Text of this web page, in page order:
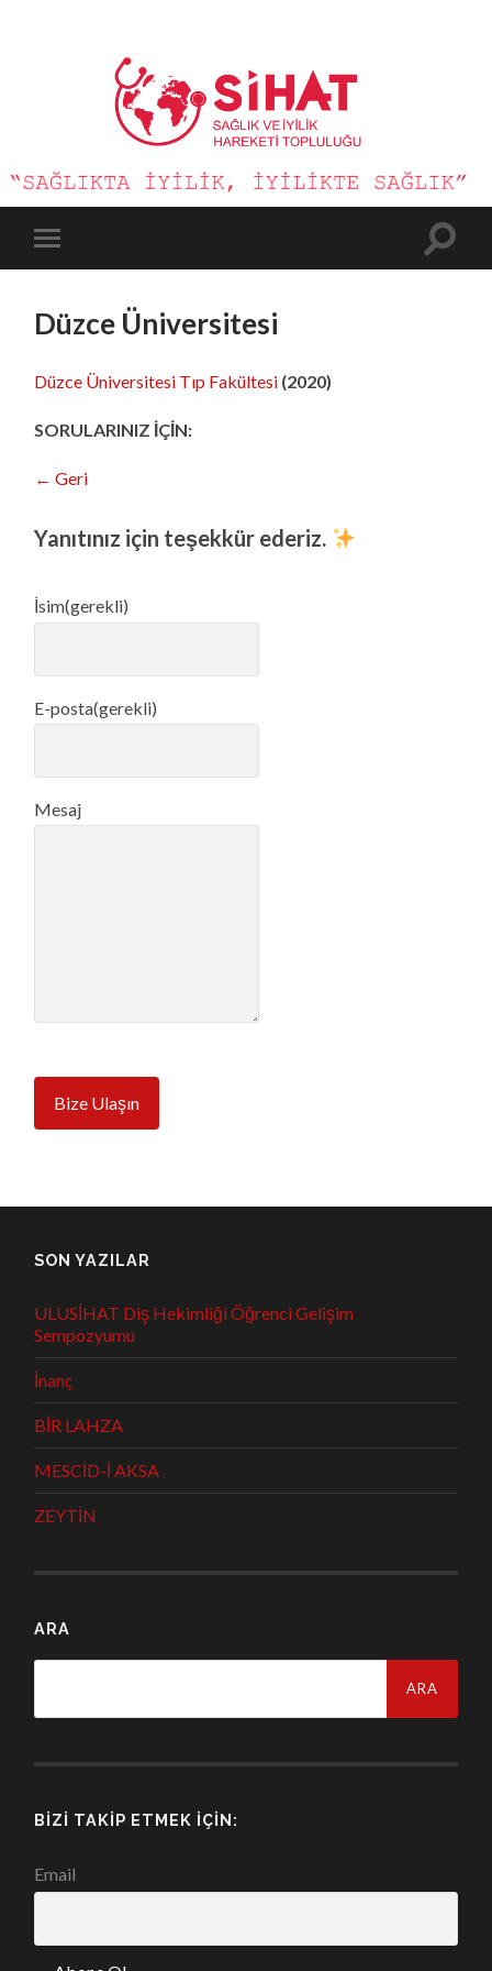
Sağlık
ve
İyilik
mobile
Toggle
Düzce Üniversitesi
Düzce Üniversitesi Tıp Fakültesi (2020)
SORULARINIZ İÇİN:
← Geri
Yanıtınız için teşekkür ederiz.
İsim(gerekli)
E-posta(gerekli)
Mesaj
Bize Ulaşın
SON YAZILAR
ULUSİHAT Diş Hekimliği Öğrenci Gelişim
Sempozyumu
İnanç
BİR LAHZA
MESCİD-İ AKSA
ZEYTİN
ARA
BIZI TAKIP ETMEK İÇIN:
Email